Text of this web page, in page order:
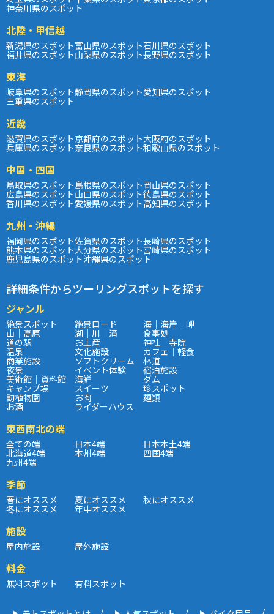
神奈川県のスポット
北陸・甲信越
新潟県のスポット富山県のスポット石川県のスポット
福井県のスポット山梨県のスポット長野県のスポット
東海
岐阜県のスポット静岡県のスポット愛知県のスポット
三重県のスポット
近畿
滋賀県のスポット京都府のスポット大阪府のスポット
兵庫県のスポット奈良県のスポット和歌山県のスポット
中国・四国
鳥取県のスポット島根県のスポット岡山県のスポット
広島県のスポット山口県のスポット徳島県のスポット
香川県のスポット愛媛県のスポット高知県のスポット
九州・沖縄
福岡県のスポット佐賀県のスポット長崎県のスポット
熊本県のスポット大分県のスポット宮崎県のスポット
鹿児島県のスポット沖縄県のスポット
詳細条件からツーリングスポットを探す
ジャンル
絶景スポット 絶景ロード 海｜海岸｜岬
山｜高原 湖｜川｜滝 食事処
道の駅 お土産 神社｜寺院
温泉 文化施設 カフェ｜軽食
商業施設 ソフトクリーム 林道
夜景 イベント体験 宿泊施設
美術館｜資料館 海鮮 ダム
キャンプ場 スイーツ 珍スポット
動植物園 お肉 麺類
お酒 ライダーハウス
東西南北の端
全ての端 日本4端 日本本土4端
北海道4端 本州4端 四国4端
九州4端
季節
春にオススメ 夏にオススメ 秋にオススメ
冬にオススメ 年中オススメ
施設
屋内施設 屋外施設
料金
無料スポット 有料スポット